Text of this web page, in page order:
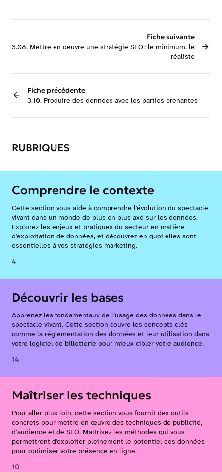
Fiche précédente
3.10. Produire des données avec les parties prenantes
Fiche suivante
3.08. Mettre en oeuvre une stratégie SEO : le minimum, le
réaliste
RUBRIQUES
Comprendre le contexte
Cette section vous aide à comprendre l’évolution du spectacle
vivant dans un monde de plus en plus axé sur les données.
Explorez les enjeux et pratiques du secteur en matière
d'exploitation de données, et découvrez en quoi elles sont
essentielles à vos stratégies marketing.
4
Découvrir les bases
Apprenez les fondamentaux de l’usage des données dans le
spectacle vivant. Cette section couvre les concepts clés
comme la réglementation des données et leur utilisation dans
votre logiciel de billetterie pour mieux cibler votre audience.
14
Maîtriser les techniques
Pour aller plus loin, cette section vous fournit des outils
concrets pour mettre en œuvre des techniques de publicité,
d’audience et de SEO. Maîtrisez les méthodes qui vous
permettront d'exploiter pleinement le potentiel des données
pour optimiser votre présence en ligne.
10